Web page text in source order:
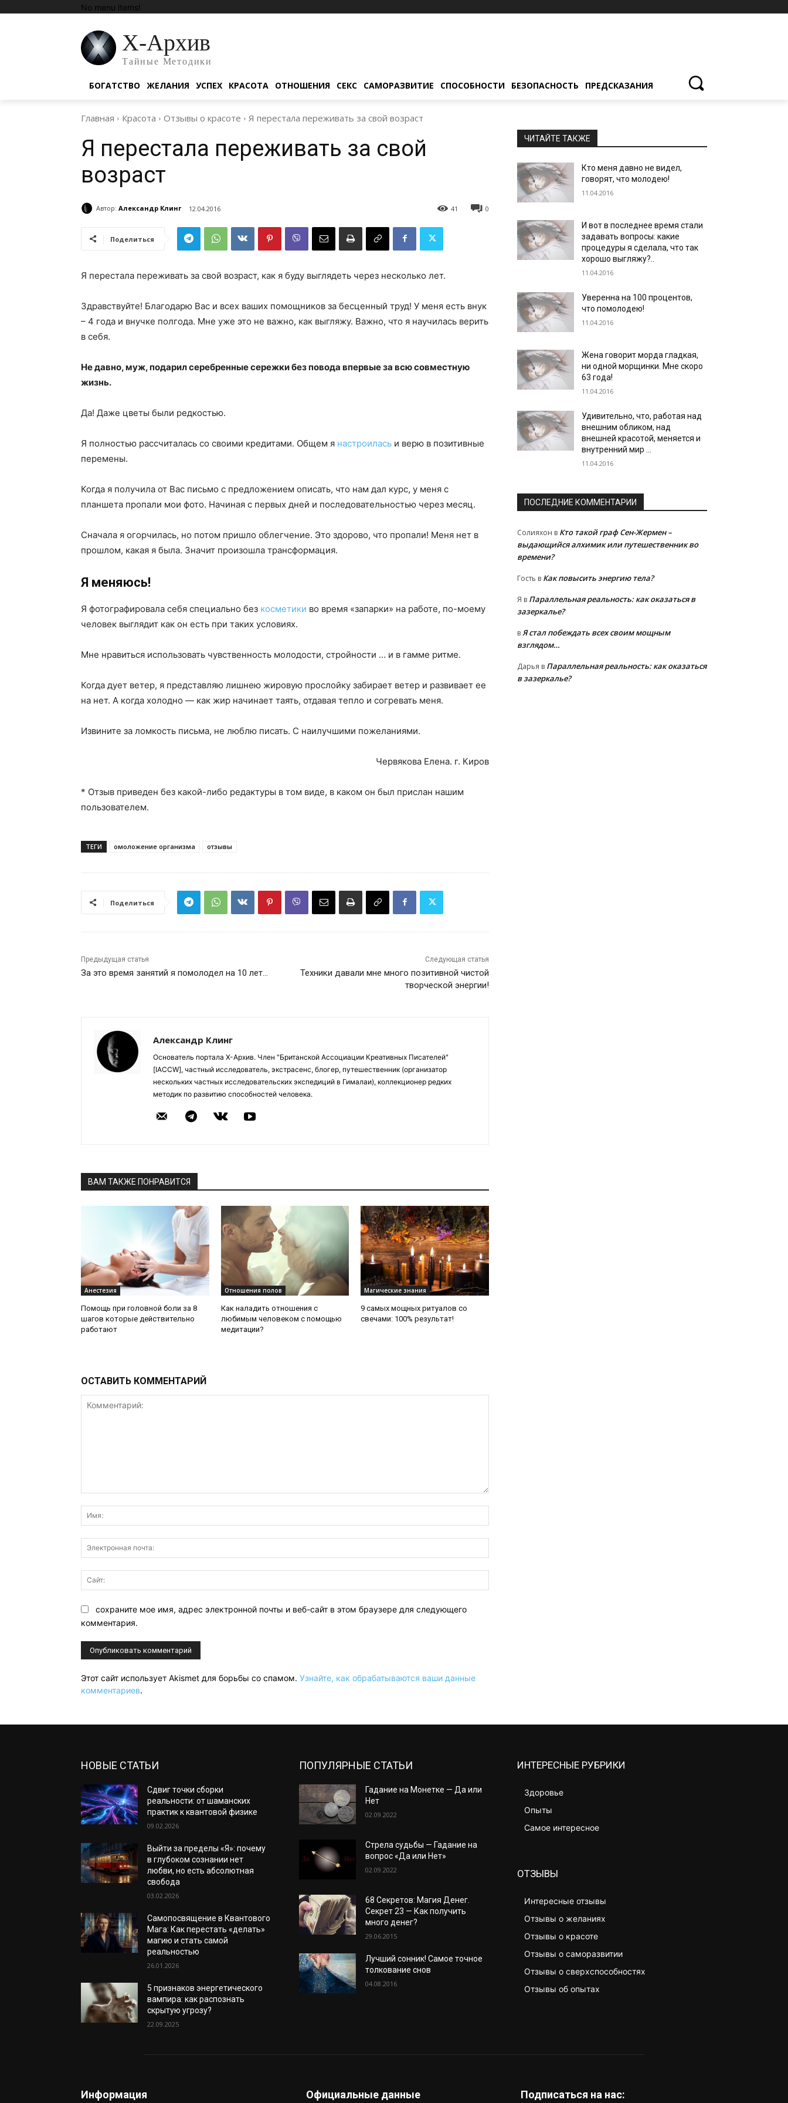
No menu items!
Х-Архив
Тайные Методики
БОГАТСТВО ЖЕЛАНИЯ УСПЕХ КРАСОТА ОТНОШЕНИЯ СЕКС САМОРАЗВИТИЕ СПОСОБНОСТИ БЕЗОПАСНОСТЬ ПРЕДСКАЗАНИЯ
Главная Красота Отзывы о красоте Я перестала переживать за свой возраст
Я перестала переживать за свой
возраст
Автор: Александр Клинг 12.04.2016 0
41
Поделиться
Я перестала переживать за свой возраст, как я буду выглядеть через несколько лет.
Здравствуйте! Благодарю Вас и всех ваших помощников за бесценный труд! У меня есть внук
– 4 года и внучке полгода. Мне уже это не важно, как выгляжу. Важно, что я научилась верить
в себя.
Не давно, муж, подарил серебренные сережки без повода впервые за всю совместную
жизнь.
Да! Даже цветы были редкостью.
Я полностью рассчиталась со своими кредитами. Общем я настроилась и верю в позитивные
перемены.
Когда я получила от Вас письмо с предложением описать, что нам дал курс, у меня с
планшета пропали мои фото. Начиная с первых дней и последовательностью через месяц.
Сначала я огорчилась, но потом пришло облегчение. Это здорово, что пропали! Меня нет в
прошлом, какая я была. Значит произошла трансформация.
Я меняюсь!
Я фотографировала себя специально без косметики во время «запарки» на работе, по-моему
человек выглядит как он есть при таких условиях.
Мне нравиться использовать чувственность молодости, стройности … и в гамме ритме.
Когда дует ветер, я представляю лишнею жировую прослойку забирает ветер и развивает ее
на нет. А когда холодно — как жир начинает таять, отдавая тепло и согревать меня.
Извините за ломкость письма, не люблю писать. С наилучшими пожеланиями.
Червякова Елена. г. Киров
* Отзыв приведен без какой-либо редактуры в том виде, в каком он был прислан нашим
пользователем.
ТЕГИ омоложение организма отзывы
Поделиться
Предыдущая статья
За это время занятий я помолодел на 10 лет…
Следующая статья
Техники давали мне много позитивной чистой
творческой энергии!
Александр Клинг
Основатель портала Х-Архив. Член "Британской Ассоциации Креативных Писателей"
[IACCW], частный исследователь, экстрасенс, блогер, путешественник (организатор
нескольких частных исследовательских экспедиций в Гималаи), коллекционер редких
методик по развитию способностей человека.
ВАМ ТАКЖЕ ПОНРАВИТСЯ
Анестезия
Помощь при головной боли за 8
шагов которые действительно
работают
Отношения полов
Как наладить отношения с
любимым человеком с помощью
медитации?
Магические знания
9 самых мощных ритуалов со
свечами: 100% результат!
ОСТАВИТЬ КОММЕНТАРИЙ
почта:
сохраните мое имя, адрес электронной почты и веб-сайт в этом браузере для следующего
комментария.
Этот сайт использует Akismet для борьбы со спамом. Узнайте, как обрабатываются ваши данные
комментариев.
ЧИТАЙТЕ ТАКЖЕ
Кто меня давно не видел,
говорят, что молодею!
11.04.2016
И вот в последнее время стали
задавать вопросы: какие
процедуры я сделала, что так
хорошо выгляжу?..
11.04.2016
Уверенна на 100 процентов,
что помолодею!
11.04.2016
Жена говорит морда гладкая,
ни одной морщинки. Мне скоро
63 года!
11.04.2016
Удивительно, что, работая над
внешним обликом, над
внешней красотой, меняется и
внутренний мир …
11.04.2016
ПОСЛЕДНИЕ КОММЕНТАРИИ
Солияхон в Кто такой граф Сен-Жермен –
выдающийся алхимик или путешественник во
времени?
Гость в Как повысить энергию тела?
Я в Параллельная реальность: как оказаться в
зазеркалье?
вЯ стал побеждать всех своим мощным
взглядом…
Дарья в Параллельная реальность: как оказаться
в зазеркалье?
НОВЫЕ СТАТЬИ
Сдвиг точки сборки
реальности: от шаманских
практик к квантовой физике
09.02.2026
Выйти за пределы «Я»: почему
в глубоком сознании нет
любви, но есть абсолютная
свобода
03.02.2026
Самопосвящение в Квантового
Мага: Как перестать «делать»
магию и стать самой
реальностью
26.01.2026
5 признаков энергетического
вампира: как распознать
скрытую угрозу?
22.09.2025
ПОПУЛЯРНЫЕ СТАТЬИ
Гадание на Монетке — Да или
Нет
02.09.2022
Стрела судьбы — Гадание на
вопрос «Да или Нет»
02.09.2022
68 Секретов: Магия Денег.
Секрет 23 — Как получить
много денег?
29.06.2015
Лучший сонник! Самое точное
толкование снов
04.08.2016
ИНТЕРЕСНЫЕ РУБРИКИ
Здоровье
Опыты
Самое интересное
ОТЗЫВЫ
Интересные отзывы
Отзывы о желаниях
Отзывы о красоте
Отзывы о саморазвитии
Отзывы о сверхспособностях
Отзывы об опытах
Информация Официальные данные Подписаться на нас: